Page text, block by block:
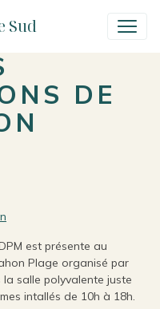
Sud
DE
est présente au
Plage organisé par
salle polyvalente juste
intallés de 10h à 18h.